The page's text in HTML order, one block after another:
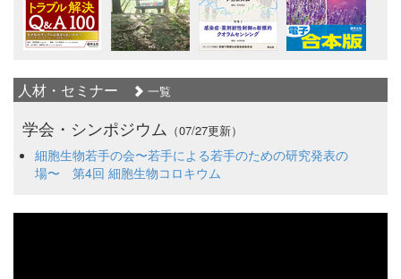
人材・セミナー 一覧
学会・シンポジウム （07/27更新）
細胞生物若手の会〜若手による若手のための研究発表の
場〜 第4回 細胞生物コロキウム